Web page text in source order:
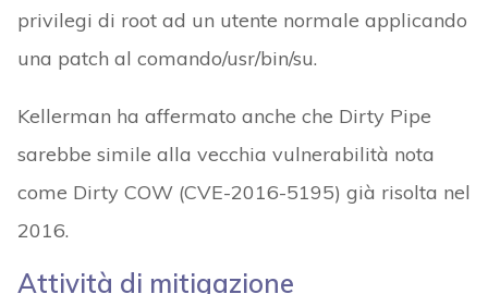
privilegi di root ad un utente normale applicando
una patch al comando/usr/bin/su.
Kellerman ha affermato anche che Dirty Pipe
sarebbe simile alla vecchia vulnerabilità nota
come Dirty COW (CVE-2016-5195) già risolta nel
2016.
Attività di mitigazione